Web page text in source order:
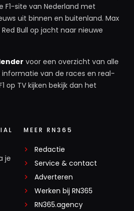
F1-site van Nederland met
uit binnen en buitenland. Max
Bull op jacht naar nieuwe
voor een overzicht van alle
van de races en real-
op TV kijken bekijk dan het
je
MEER RN365
Redactie
Service & contact
Adverteren
Werken bij RN365
RN365.agency